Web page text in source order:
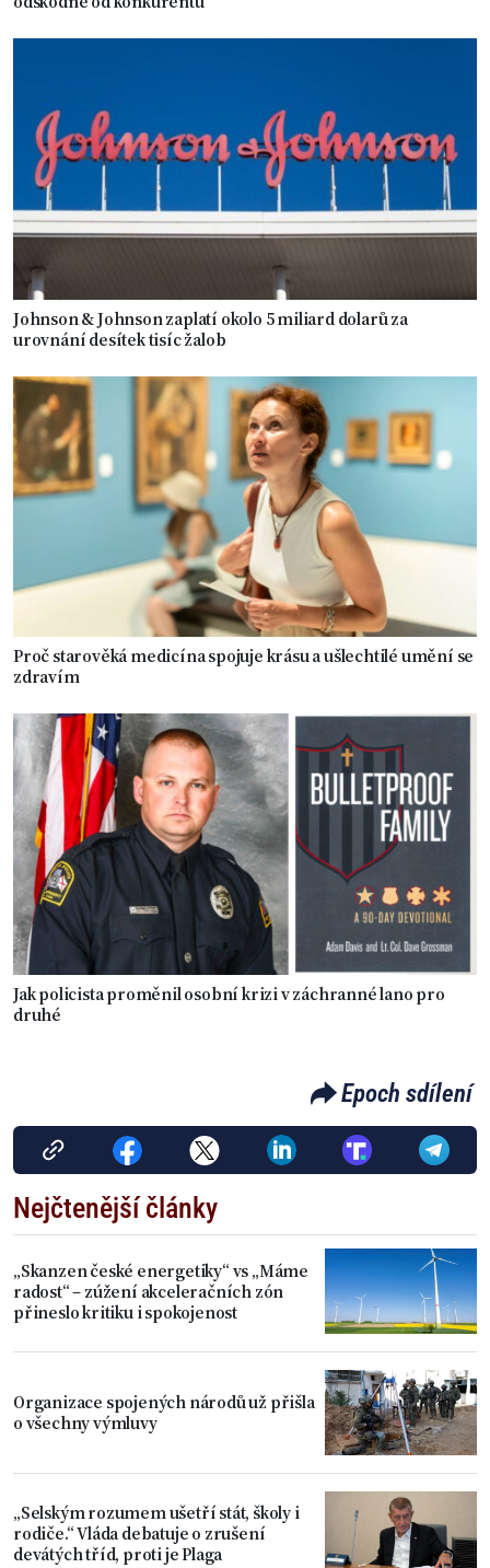
Johnson & Johnson zaplatí okolo 5 miliard dolarů za
urovnání desítek tisíc žalob
Proč starověká medicína spojuje krásu a ušlechtilé umění se
zdravím
Jak policista proměnil osobní krizi v záchranné lano pro
druhé
Epoch sdílení
Nejčtenější články
„Skanzen české energetiky“ vs „Máme
radost“ – zúžení akceleračních zón
přineslo kritiku i spokojenost
Organizace spojených národů už přišla
o všechny výmluvy
„Selským rozumem ušetří stát, školy i
rodiče.“ Vláda debatuje o zrušení
devátých tříd, proti je Plaga